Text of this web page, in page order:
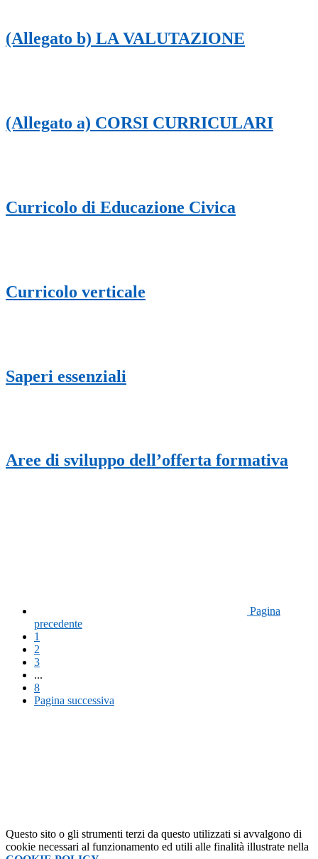
(Allegato b) LA VALUTAZIONE
(Allegato a) CORSI CURRICULARI
Curricolo di Educazione Civica
Curricolo verticale
Saperi essenziali
Aree di sviluppo dell’offerta formativa
Pagina
precedente
1
2
3
...
8
Pagina successiva
Questo sito o gli strumenti terzi da questo utilizzati si avvalgono di
cookie necessari al funzionamento ed utili alle finalità illustrate nella